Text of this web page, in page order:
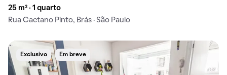
25 m² · 1 quarto
Rua Caetano Pinto, Brás · São Paulo
Exclusivo Em breve